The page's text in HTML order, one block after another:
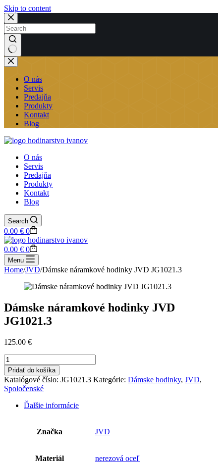
Skip to content
No
results
O nás
Servis
Predajňa
Produkty
Kontakt
Blog
O nás
Servis
Predajňa
Produkty
Kontakt
Blog
Search
Shopping
cart
0.00 € 0
Shopping
cart
0.00 € 0
Menu
Home/JVD/Dámske náramkové hodinky JVD JG1021.3
Dámske náramkové hodinky JVD
JG1021.3
125.00 €
množstvo
Dámske
náramkové
hodinky
JVD
JG1021.3
Pridať do košíka
Katalógové číslo: JG1021.3 Kategórie: Dámske hodinky, JVD,
Spoločenské
Ďalšie informácie
Značka JVD
Materiál nerezová oceľ